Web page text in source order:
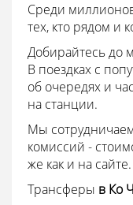
Среди
тех, кто рядом и
Добирайтесь до
В поездках с
об очередях и
на станции.
Мы
комиссий -
же как и на сайте.
Трансферы в Ко